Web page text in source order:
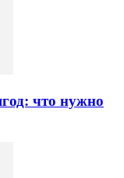
что нужно